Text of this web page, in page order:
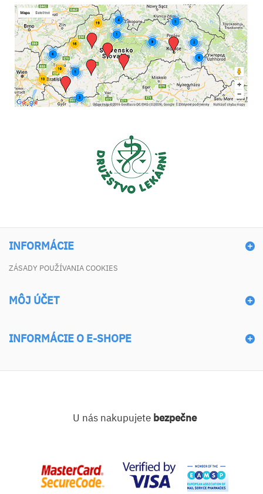
INFORMÁCIE
ZÁSADY POUŽÍVANIA COOKIES
MÔJ ÚČET
INFORMÁCIE O E-SHOPE
U nás nakupujete bezpečne